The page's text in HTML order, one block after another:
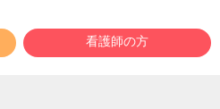
看護師の方